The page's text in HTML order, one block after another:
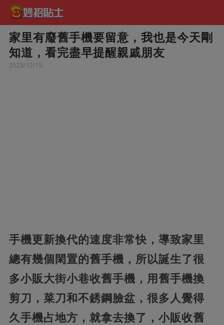
家里有廢舊手機要留意，我也是今天剛
知道，看完盡早提醒親戚朋友
2023/12/19
手機更新換代的速度非常快，導致家里
總有幾個閑置的舊手機，所以誕生了很
多小販大街小巷收舊手機，用舊手機換
剪刀，菜刀和不銹鋼臉盆，很多人覺得
久手機占地方，就拿去換了，小販收舊